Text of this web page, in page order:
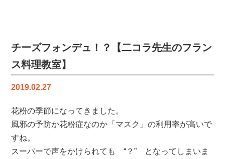
ガ
の
り
い
を
は
じ
チーズフォンデュ！？【二コラ先生のフラン
ス料理教室】
2019.02.27
花粉の季節になってきました。
風邪の予防か花粉症なのか「マスク」の利用率が高いで
すね。
スーパーで声をかけられても “？” となってしまいま